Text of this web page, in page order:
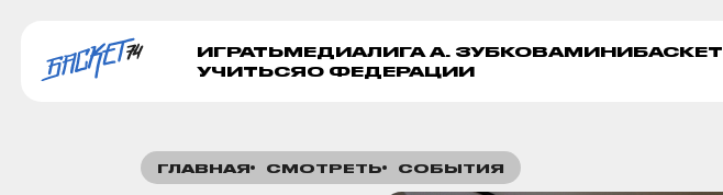
ИГРАТЬМЕДИАЛИГА А. ЗУБКОВАМИНИБАСКЕТ
УЧИТЬСЯО ФЕДЕРАЦИИ
ГЛАВНАЯ СМОТРЕТЬ СОБЫТИЯ